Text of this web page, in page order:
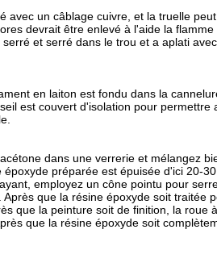
avec un câblage cuivre, et la truelle
devrait être enlevé à l'aide la flamme
et serré dans le trou et a aplati
en laiton est fondu dans la
est couvert d'isolation pour permettre
dans une verrerie et mélangez
préparée est épuisée d'ici 20-30
employez un cône pointu pour
que la résine époxyde soit traitée
que la peinture soit de finition, la roue
que la résine époxyde soit